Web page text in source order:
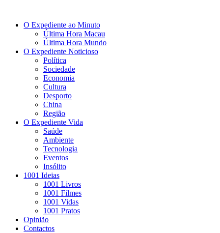
O Expediente ao Minuto
Última Hora Macau
Última Hora Mundo
O Expediente Noticioso
Política
Sociedade
Economia
Cultura
Desporto
China
Região
O Expediente Vida
Saúde
Ambiente
Tecnologia
Eventos
Insólito
1001 Ideias
1001 Livros
1001 Filmes
1001 Vidas
1001 Pratos
Opinião
Contactos